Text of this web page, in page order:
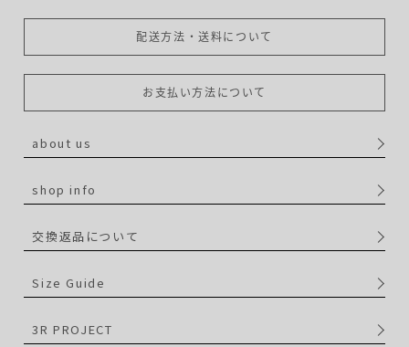
配送方法・送料について
お支払い方法について
about us
shop info
交換返品について
Size Guide
3R PROJECT